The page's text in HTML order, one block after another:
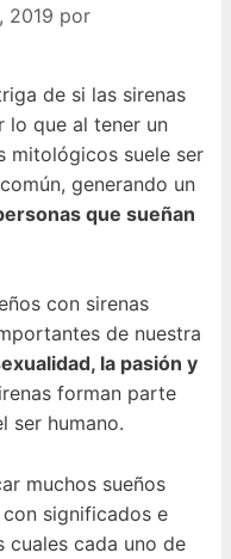
2019 por
de si las sirenas
lo que al tener un
mitológicos suele ser
generando un
que sueñan
con sirenas
de nuestra
la pasión y
forman parte
ser humano.
muchos sueños
significados e
cuales cada uno de